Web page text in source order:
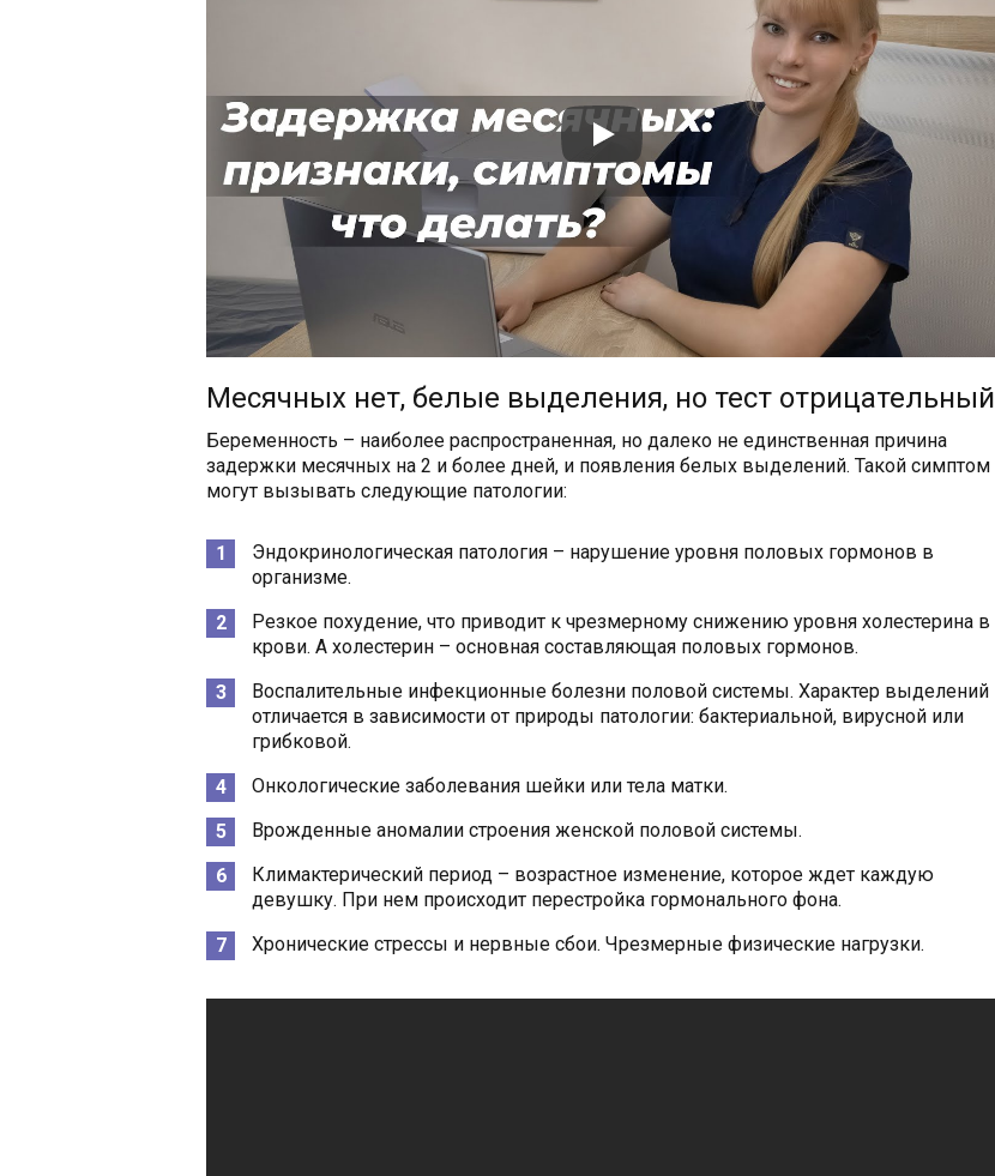
Месячных нет, белые выделения, но тест отрицательный
Беременность – наиболее распространенная, но далеко не единственная причина
задержки месячных на 2 и более дней, и появления белых выделений. Такой симптом
могут вызывать следующие патологии:
Эндокринологическая патология – нарушение уровня половых гормонов в
организме.
Резкое похудение, что приводит к чрезмерному снижению уровня холестерина в
крови. А холестерин – основная составляющая половых гормонов.
Воспалительные инфекционные болезни половой системы. Характер выделений
отличается в зависимости от природы патологии: бактериальной, вирусной или
грибковой.
Онкологические заболевания шейки или тела матки.
Врожденные аномалии строения женской половой системы.
Климактерический период – возрастное изменение, которое ждет каждую
девушку. При нем происходит перестройка гормонального фона.
Хронические стрессы и нервные сбои. Чрезмерные физические нагрузки.